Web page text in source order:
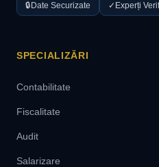
🔒 Date Securizate ✓ Experți
SPECIALIZĂRI
Contabilitate
Fiscalitate
Audit
Salarizare